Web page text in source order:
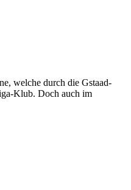
welche durch die Gstaad-
Klub. Doch auch im